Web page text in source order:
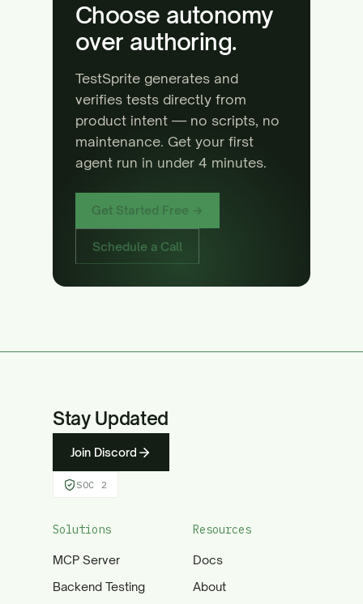
Choose autonomy
over authoring.
TestSprite generates and
verifies tests directly from
product intent — no scripts, no
maintenance. Get your first
agent run in under 4 minutes.
Get Started Free →
Schedule a Call
Stay Updated
Join Discord
SOC 2
Solutions
MCP Server
Backend Testing
Resources
Docs
About